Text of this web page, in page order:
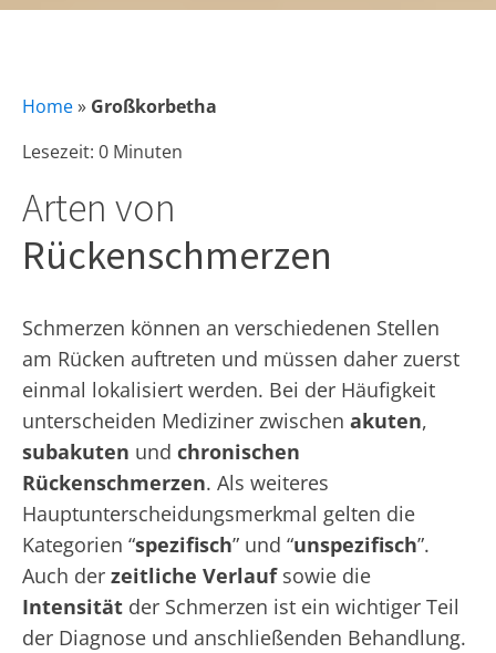
Home» Großkorbetha
Lesezeit: 0 Minuten
Arten von
Rückenschmerzen
Schmerzen können an verschiedenen Stellen
am Rücken auftreten und müssen daher zuerst
einmal lokalisiert werden. Bei der Häufigkeit
unterscheiden Mediziner zwischen akuten,
subakuten und chronischen
Rückenschmerzen. Als weiteres
Hauptunterscheidungsmerkmal gelten die
Kategorien “spezifisch” und “unspezifisch”.
Auch der zeitliche Verlauf sowie die
Intensität der Schmerzen ist ein wichtiger Teil
der Diagnose und anschließenden Behandlung.